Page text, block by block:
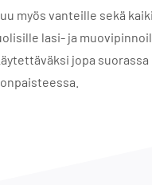
myös vanteille sekä
lasi- ja
jopa suorassa